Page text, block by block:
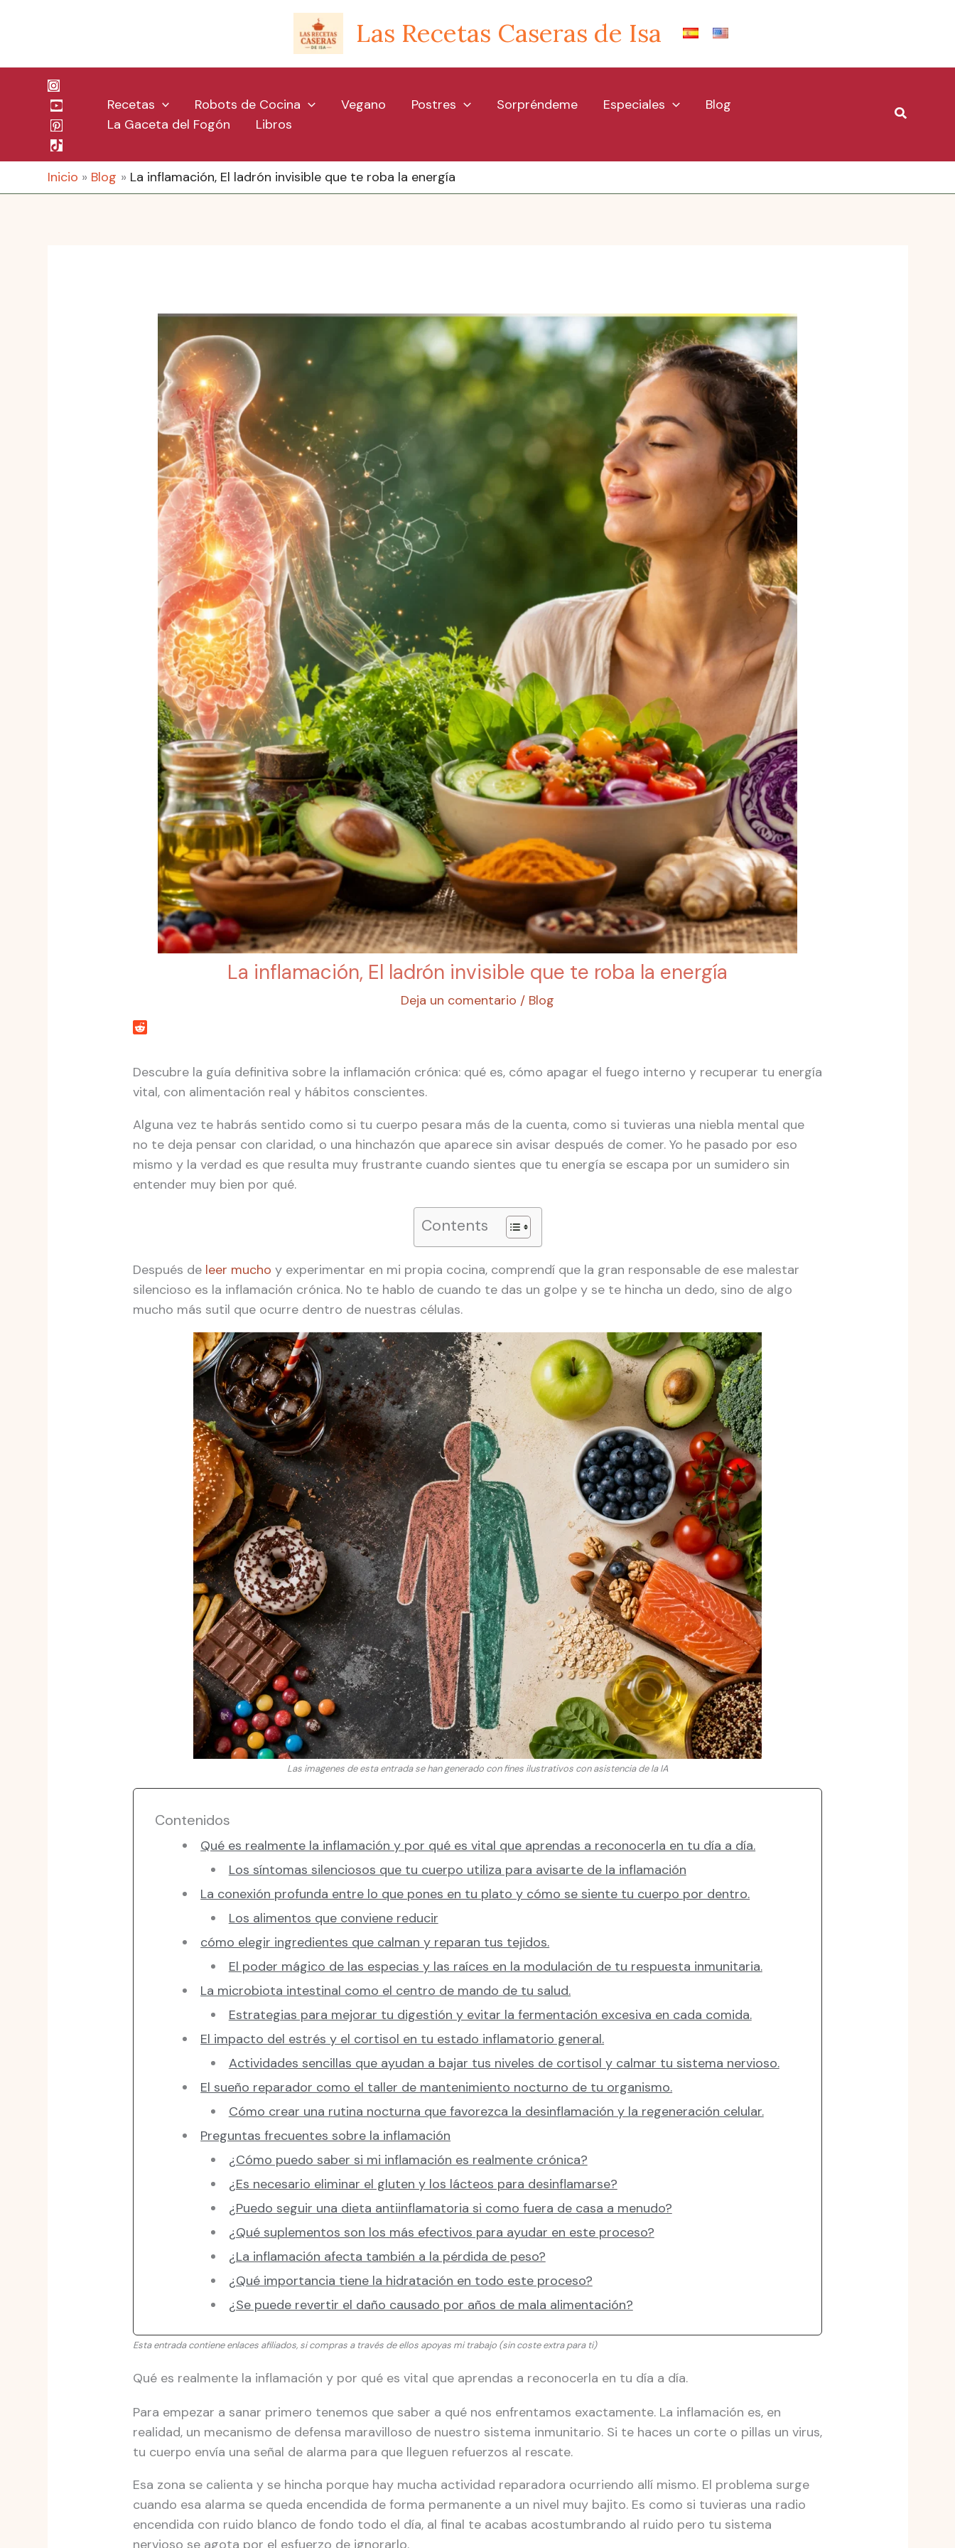
Las Recetas Caseras de Isa
Recetas Robots de Cocina Vegano Postres Sorpréndeme Especiales
Blog
La Gaceta del Fogón
Libros
Buscar
Inicio Blog La inflamación, El ladrón invisible que te roba la energía
La inflamación, El ladrón invisible que te roba la energía
Deja un comentario / Blog
Descubre la guía definitiva sobre la inflamación crónica: qué es, cómo apagar el fuego interno y recuperar tu energía
vital, con alimentación real y hábitos conscientes.
Alguna vez te habrás sentido como si tu cuerpo pesara más de la cuenta, como si tuvieras una niebla mental que
no te deja pensar con claridad, o una hinchazón que aparece sin avisar después de comer. Yo he pasado por eso
mismo y la verdad es que resulta muy frustrante cuando sientes que tu energía se escapa por un sumidero sin
entender muy bien por qué.
Contents
Después de leer mucho y experimentar en mi propia cocina, comprendí que la gran responsable de ese malestar
silencioso es la inflamación crónica. No te hablo de cuando te das un golpe y se te hincha un dedo, sino de algo
mucho más sutil que ocurre dentro de nuestras células.
Las imagenes de esta entrada se han generado con fines ilustrativos con asistencia de la IA
Contenidos
Qué es realmente la inflamación y por qué es vital que aprendas a reconocerla en tu día a día.
Los síntomas silenciosos que tu cuerpo utiliza para avisarte de la inflamación
La conexión profunda entre lo que pones en tu plato y cómo se siente tu cuerpo por dentro.
Los alimentos que conviene reducir
cómo elegir ingredientes que calman y reparan tus tejidos.
El poder mágico de las especias y las raíces en la modulación de tu respuesta inmunitaria.
La microbiota intestinal como el centro de mando de tu salud.
Estrategias para mejorar tu digestión y evitar la fermentación excesiva en cada comida.
El impacto del estrés y el cortisol en tu estado inflamatorio general.
Actividades sencillas que ayudan a bajar tus niveles de cortisol y calmar tu sistema nervioso.
El sueño reparador como el taller de mantenimiento nocturno de tu organismo.
Cómo crear una rutina nocturna que favorezca la desinflamación y la regeneración celular.
Preguntas frecuentes sobre la inflamación
¿Cómo puedo saber si mi inflamación es realmente crónica?
¿Es necesario eliminar el gluten y los lácteos para desinflamarse?
¿Puedo seguir una dieta antiinflamatoria si como fuera de casa a menudo?
¿Qué suplementos son los más efectivos para ayudar en este proceso?
¿La inflamación afecta también a la pérdida de peso?
¿Qué importancia tiene la hidratación en todo este proceso?
¿Se puede revertir el daño causado por años de mala alimentación?
Esta entrada contiene enlaces afiliados, si compras a través de ellos apoyas mi trabajo (sin coste extra para ti)
Qué es realmente la inflamación y por qué es vital que aprendas a reconocerla en tu día a día.
Para empezar a sanar primero tenemos que saber a qué nos enfrentamos exactamente. La inflamación es, en
realidad, un mecanismo de defensa maravilloso de nuestro sistema inmunitario. Si te haces un corte o pillas un virus,
tu cuerpo envía una señal de alarma para que lleguen refuerzos al rescate.
Esa zona se calienta y se hincha porque hay mucha actividad reparadora ocurriendo allí mismo. El problema surge
cuando esa alarma se queda encendida de forma permanente a un nivel muy bajito. Es como si tuvieras una radio
encendida con ruido blanco de fondo todo el día, al final te acabas acostumbrando al ruido pero tu sistema
nervioso se agota por el esfuerzo de ignorarlo.